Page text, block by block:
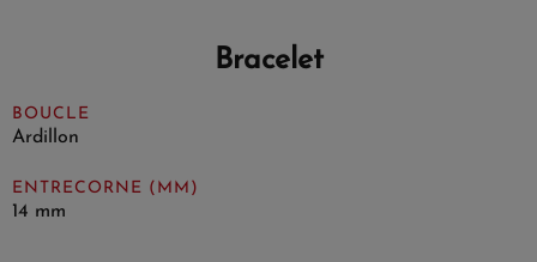
Bracelet
BOUCLE
Ardillon
ENTRECORNE (MM)
14 mm